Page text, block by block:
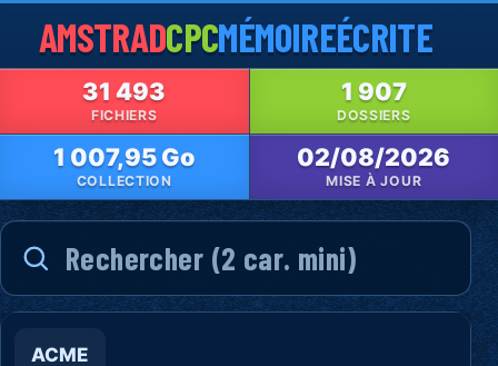
AMSTRADCPCMÉMOIREÉCRITE
31 493
FICHIERS
1 907
DOSSIERS
1 007,95 Go
COLLECTION
02/08/2026
MISE À JOUR
ACME